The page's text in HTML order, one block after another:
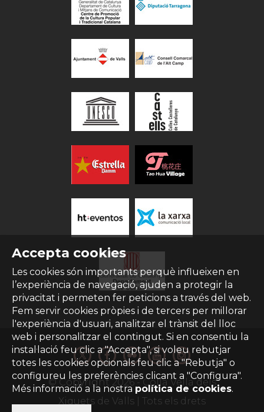
Accepta cookies
Les cookies són importants perquè influeixen en
l’experiència de navegació, ajuden a protegir la
privacitat i permeten fer peticions a través del web.
Fem servir cookies pròpies i de tercers per millorar
l'experiència d'usuari, analitzar el trànsit del lloc
web i personalitzar el contingut. Si en consentiu la
instal·lació feu clic a "Accepta", si voleu rebutjar
totes les cookies opcionals feu clic a "Rebutja" o
configureu les preferències clicant a "Configura".
Més informació a la nostrapolítica de cookies.
© Copyright2026- Colla Vella dels
Xiquets de Valls | Tots els drets